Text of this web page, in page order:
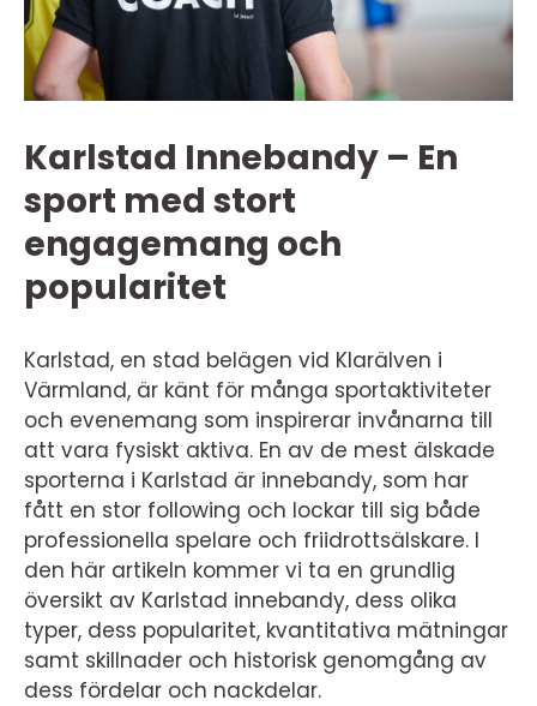
Karlstad Innebandy – En
sport med stort
engagemang och
popularitet
Karlstad, en stad belägen vid Klarälven i
Värmland, är känt för många sportaktiviteter
och evenemang som inspirerar invånarna till
att vara fysiskt aktiva. En av de mest älskade
sporterna i Karlstad är innebandy, som har
fått en stor following och lockar till sig både
professionella spelare och friidrottsälskare. I
den här artikeln kommer vi ta en grundlig
översikt av Karlstad innebandy, dess olika
typer, dess popularitet, kvantitativa mätningar
samt skillnader och historisk genomgång av
dess fördelar och nackdelar.